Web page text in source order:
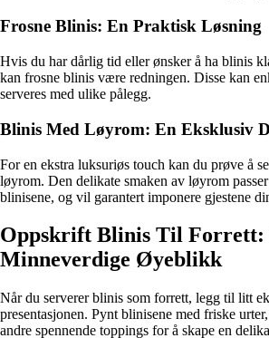
Frosne Blinis: En Praktisk Løsning
Hvis du har dårlig tid eller ønsker å ha blinis
kan frosne blinis være redningen. Disse kan
serveres med ulike pålegg.
Blinis Med Løyrom: En Eksklusiv
For en ekstra luksuriøs touch kan du prøve å
løyrom. Den delikate smaken av løyrom
blinisene, og vil garantert imponere gjestene
Oppskrift Blinis Til Forrett:
Minneverdige Øyeblikk
Når du serverer blinis som forrett, legg til litt
presentasjonen. Pynt blinisene med friske
andre spennende toppings for å skape en